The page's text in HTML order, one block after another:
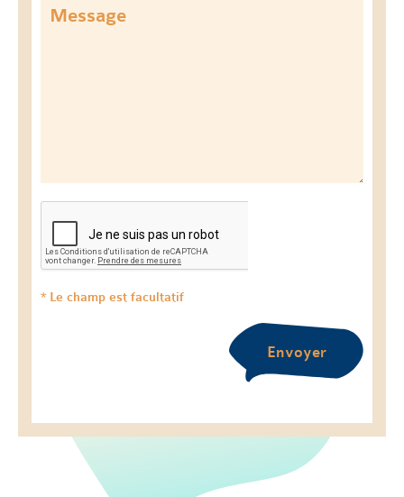
Message
* Le champ est facultatif
Envoyer